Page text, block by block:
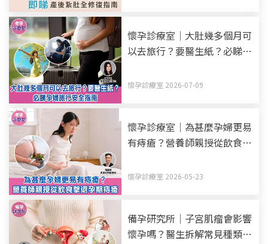
懷孕診療室｜大肚幾多個月可
以去旅行？要醫生紙？必睇孕
懷孕診療室 2026-07-09
懷孕診療室｜為甚麼孕婦更易
有痔瘡？營養師親授從飲食擊
懷孕診療室 2026-05-23
備孕研究所｜子宮肌瘤會影響
懷孕嗎？醫生拆解常見種類